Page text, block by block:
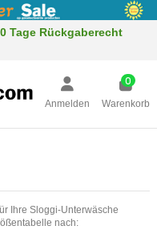
Tage Rückgaberecht
Anmelden
0
Warenkorb
Ihre Sloggi-Unterwäsche
nach: